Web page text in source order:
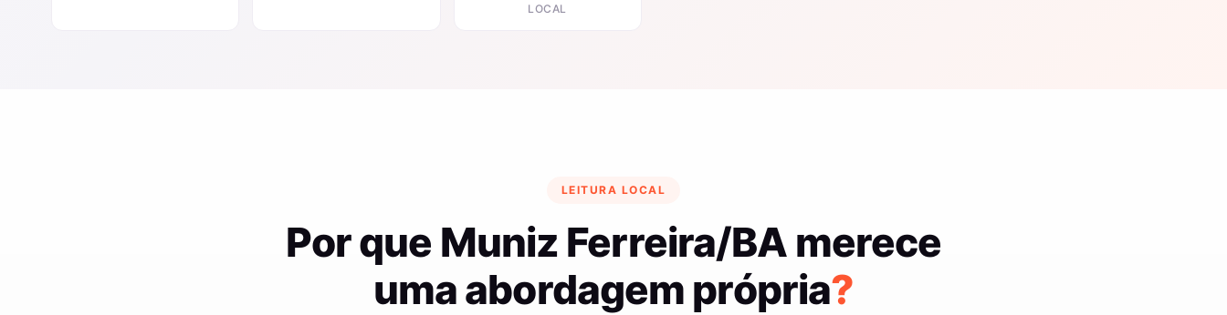
LOCAL
LEITURA LOCAL
Por que Muniz Ferreira/BA merece
uma abordagem própria?